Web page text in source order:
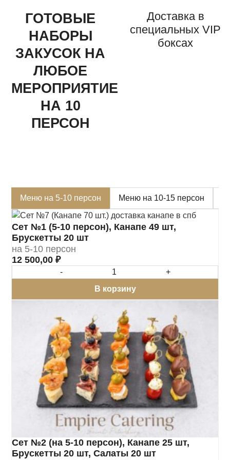
ГОТОВЫЕ
НАБОРЫ
ЗАКУСОК НА
ЛЮБОЕ
МЕРОПРИЯТИЕ
НА 10
ПЕРСОН
Доставка в
специальных VIP
боксах
Меню на 5-10 персон Меню на 10-15 персон
Сет №1 (5-10 персон), Канапе 49 шт,
Брускетты 20 шт
на 5-10 персон
12 500,00₽
-
+
В корзину
Сет №2 (на 5-10 персон), Канапе 25 шт,
Брускетты 20 шт, Салаты 20 шт